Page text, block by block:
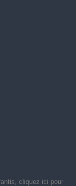
cliquez ici pour